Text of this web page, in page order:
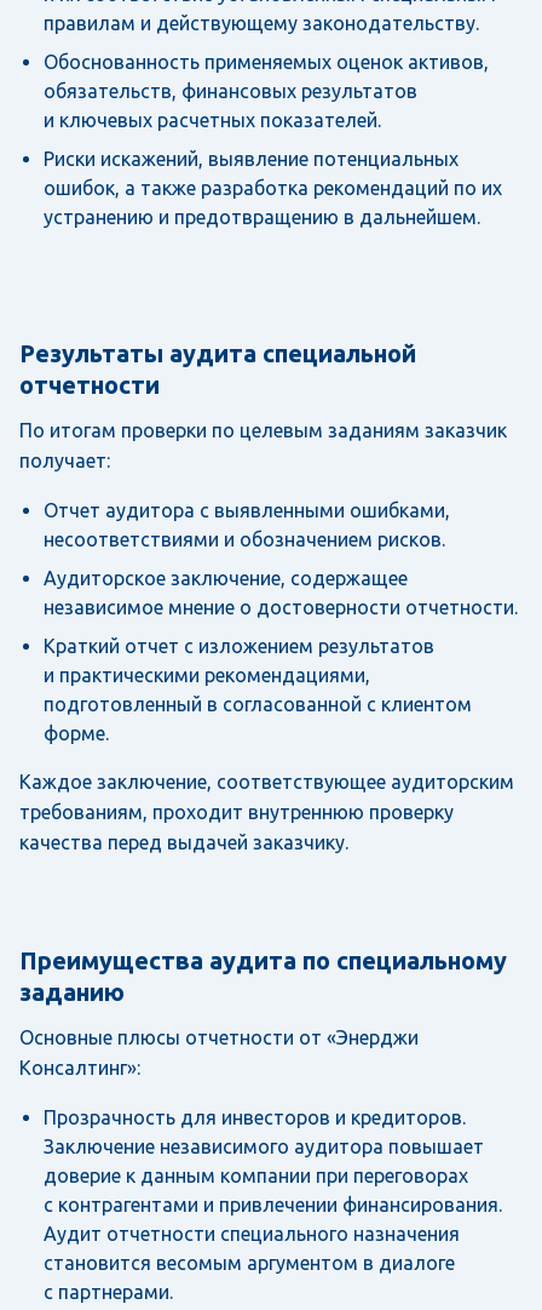
правилам и действующему законодательству.
Обоснованность применяемых оценок активов,
обязательств, финансовых результатов
и ключевых расчетных показателей.
Риски искажений, выявление потенциальных
ошибок, а также разработка рекомендаций по их
устранению и предотвращению в дальнейшем.
Результаты аудита специальной
отчетности
По итогам проверки по целевым заданиям заказчик
получает:
Отчет аудитора с выявленными ошибками,
несоответствиями и обозначением рисков.
Аудиторское заключение, содержащее
независимое мнение о достоверности отчетности.
Краткий отчет с изложением результатов
и практическими рекомендациями,
подготовленный в согласованной с клиентом
форме.
Каждое заключение, соответствующее аудиторским
требованиям, проходит внутреннюю проверку
качества перед выдачей заказчику.
Преимущества аудита по специальному
заданию
Основные плюсы отчетности от «Энерджи
Консалтинг»:
Прозрачность для инвесторов и кредиторов.
Заключение независимого аудитора повышает
доверие к данным компании при переговорах
с контрагентами и привлечении финансирования.
Аудит отчетности специального назначения
становится весомым аргументом в диалоге
с партнерами.